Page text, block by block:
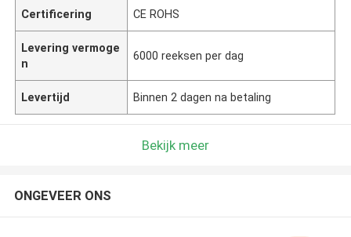
Certificering CE ROHS
Levering vermoge
n
6000 reeksen per dag
Levertijd Binnen 2 dagen na betaling
Bekijk meer
ONGEVEER ONS